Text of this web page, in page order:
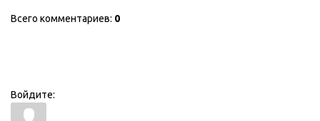
Всего комментариев: 0
Войдите: